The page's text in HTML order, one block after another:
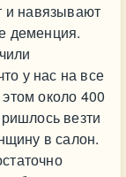
и навязывают
деменция.
у нас на все
около 400
везти
в салон.